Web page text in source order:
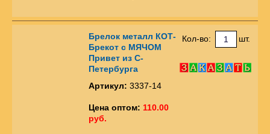
Брелок металл КОТ-
Брекот с МЯЧОМ
Привет из С-
Петербурга
Артикул: 3337-14
Цена оптом: 110.00
руб.
Кол-во: шт.